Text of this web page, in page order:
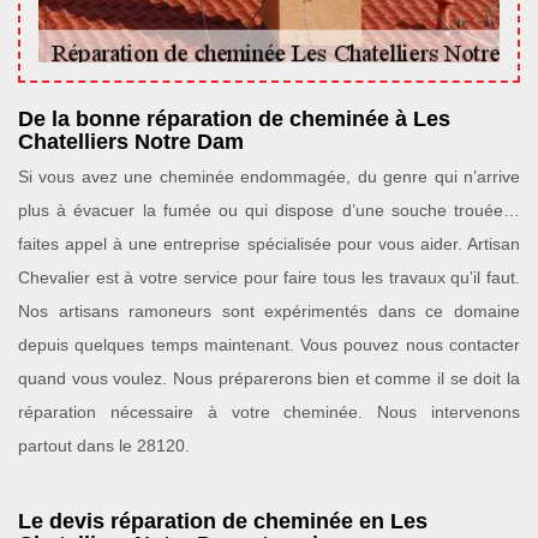
De la bonne réparation de cheminée à Les
Chatelliers Notre Dam
Si vous avez une cheminée endommagée, du genre qui n’arrive
plus à évacuer la fumée ou qui dispose d’une souche trouée…
faites appel à une entreprise spécialisée pour vous aider. Artisan
Chevalier est à votre service pour faire tous les travaux qu’il faut.
Nos artisans ramoneurs sont expérimentés dans ce domaine
depuis quelques temps maintenant. Vous pouvez nous contacter
quand vous voulez. Nous préparerons bien et comme il se doit la
réparation nécessaire à votre cheminée. Nous intervenons
partout dans le 28120.
Le devis réparation de cheminée en Les